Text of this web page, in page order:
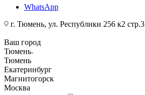
WhatsApp
г. Тюмень, ул. Республики 256 к2 стр.3
Ваш город
Тюмень
Тюмень
Екатеринбург
Магнитогорск
Москва